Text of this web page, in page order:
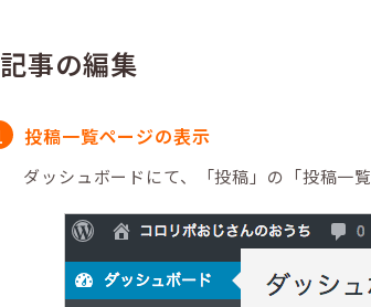
記事の編集
投稿一覧ページの表示
ダッシュボードにて、「投稿」の「投稿一